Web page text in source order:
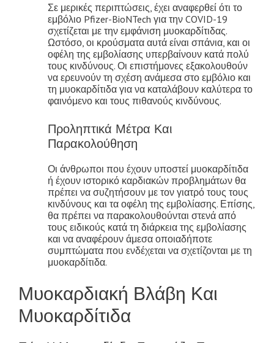
Σε μερικές περιπτώσεις, έχει αναφερθεί ότι το
εμβόλιο Pfizer-BioNTech για την COVID-19
σχετίζεται με την εμφάνιση μυοκαρδίτιδας.
Ωστόσο, οι κρούσματα αυτά είναι σπάνια, και οι
οφέλη της εμβολίασης υπερβαίνουν κατά πολύ
τους κινδύνους. Οι επιστήμονες εξακολουθούν
να ερευνούν τη σχέση ανάμεσα στο εμβόλιο και
τη μυοκαρδίτιδα για να καταλάβουν καλύτερα το
φαινόμενο και τους πιθανούς κινδύνους.
Προληπτικά Μέτρα Και
Παρακολούθηση
Οι άνθρωποι που έχουν υποστεί μυοκαρδίτιδα
ή έχουν ιστορικό καρδιακών προβλημάτων θα
πρέπει να συζητήσουν με τον γιατρό τους τους
κινδύνους και τα οφέλη της εμβολίασης. Επίσης,
θα πρέπει να παρακολουθούνται στενά από
τους ειδικούς κατά τη διάρκεια της εμβολίασης
και να αναφέρουν άμεσα οποιαδήποτε
συμπτώματα που ενδέχεται να σχετίζονται με τη
μυοκαρδίτιδα.
Μυοκαρδιακή Βλάβη Και
Μυοκαρδίτιδα